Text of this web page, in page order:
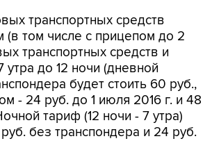
транспортных средств
(в том числе с прицепом до 2
транспортных средств и
утра до 12 ночи (дневной
будет стоить 60 руб.,
- 24 руб. до 1 июля 2016 г. и 48
тариф (12 ночи - 7 утра)
без транспондера и 24 руб.